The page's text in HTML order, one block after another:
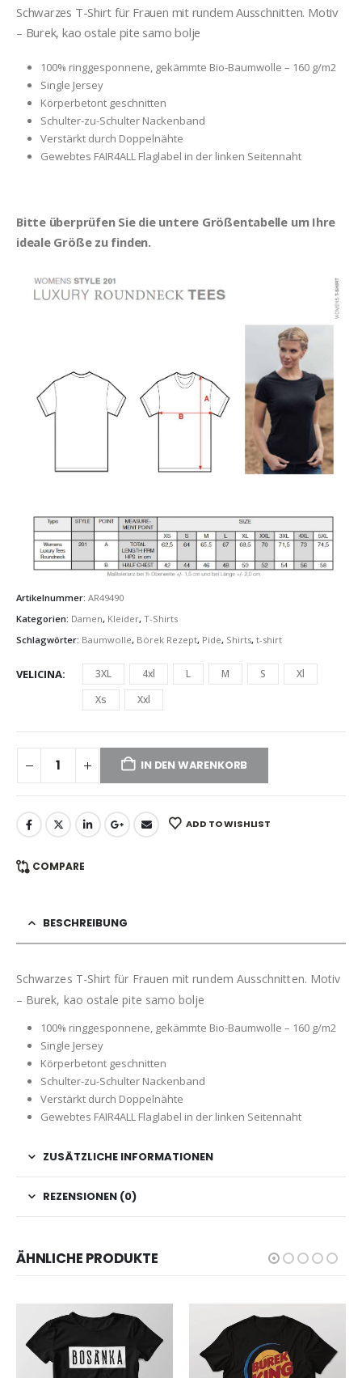
Schwarzes T-Shirt für Frauen mit rundem Ausschnitten. Motiv
– Burek, kao ostale pite samo bolje
100% ringgesponnene, gekämmte Bio-Baumwolle – 160 g/m2
Single Jersey
Körperbetont geschnitten
Schulter-zu-Schulter Nackenband
Verstärkt durch Doppelnähte
Gewebtes FAIR4ALL Flaglabel in der linken Seitennaht
Bitte überprüfen Sie die untere Größentabelle um Ihre
ideale Größe zu finden.
Artikelnummer: AR49490
Kategorien: Damen, Kleider, T-Shirts
Schlagwörter: Baumwolle, Börek Rezept, Pide, Shirts, t-shirt
VELICINA 3XL 4xl L M S
Xl
Xs
Xxl
IN DEN WARENKORB
ADD TO WISHLIST
COMPARE
BESCHREIBUNG
Schwarzes T-Shirt für Frauen mit rundem Ausschnitten. Motiv
– Burek, kao ostale pite samo bolje
100% ringgesponnene, gekämmte Bio-Baumwolle – 160 g/m2
Single Jersey
Körperbetont geschnitten
Schulter-zu-Schulter Nackenband
Verstärkt durch Doppelnähte
Gewebtes FAIR4ALL Flaglabel in der linken Seitennaht
ZUSÄTZLICHE INFORMATIONEN
REZENSIONEN (0)
ÄHNLICHE PRODUKTE